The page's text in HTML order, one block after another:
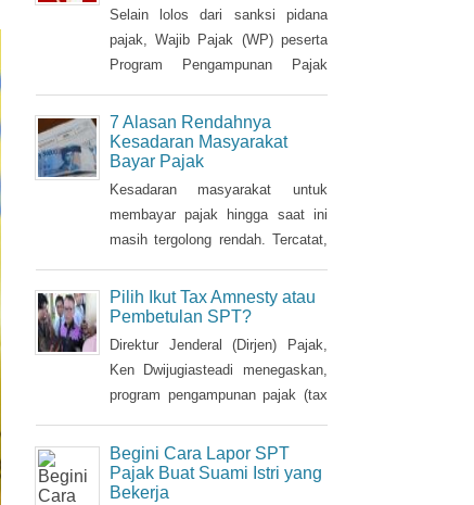
suami. Bagaimana caranya?
Selain lolos dari sanksi pidana
pajak, Wajib Pajak (WP) peserta
Program Pengampunan Pajak
fasilitas pembebasan pajak
penghasilan (PPh) oleh
pemerintah. Insentif ini dapat
diperoleh jika pemohon melakukan
balik nama atas harta berupa
saham dan harta tidak bergerak,
7 Alasan Rendahnya
Kesadaran Masyarakat
Bayar Pajak
Kesadaran masyarakat untuk
membayar pajak hingga saat ini
masih tergolong rendah. Tercatat,
hanya mencapai kurang 12
persen, lebih rendah dibandingkan
negara tetangga seperti Singapura
dan Malaysia.
Pilih Ikut Tax Amnesty atau
Pembetulan SPT?
Direktur Jenderal (Dirjen) Pajak,
Ken Dwijugiasteadi menegaskan,
program pengampunan pajak (tax
kewajiban bagi setiap Wajib Pajak
(WP). WP berhak untuk memilih
pembetulan Surat Pemberitahuan
Begini Cara Lapor SPT
Pajak Buat Suami Istri yang
Bekerja